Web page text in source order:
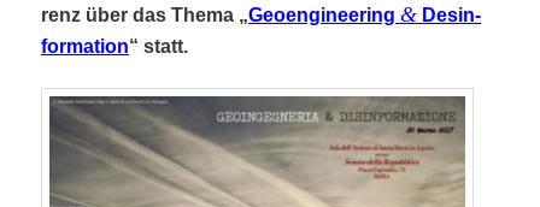
renz über das The­ma „Geo­en­gi­nee­ring& Des­in­
for­ma­ti­on“ statt.